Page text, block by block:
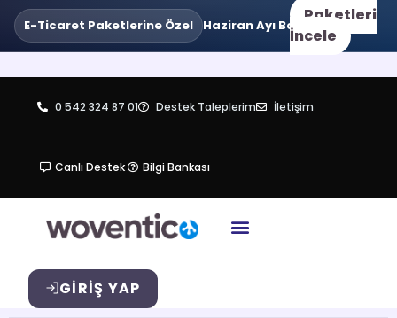
E-Ticaret Paketlerine Özel Haziran Ayı Boyunca 3 Taksit
Paketleri
İncele
0 542 324 87 01 Destek Taleplerim İletişim
Canlı Destek Bilgi Bankası
GIRIŞ YAP